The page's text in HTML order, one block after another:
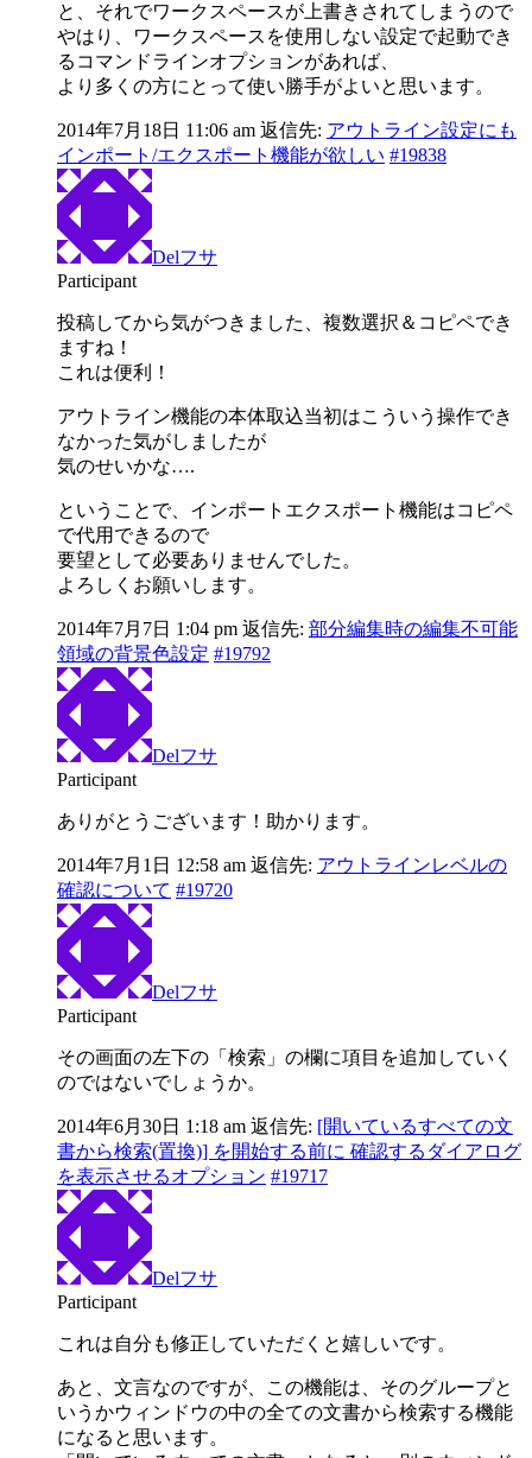
と、それでワークスペースが上書きされてしまうので
やはり、ワークスペースを使用しない設定で起動でき
るコマンドラインオプションがあれば、
より多くの方にとって使い勝手がよいと思います。
2014年7月18日 11:06 am 返信先: アウトライン設定にも
インポート/エクスポート機能が欲しい #19838
Delフサ
Participant
投稿してから気がつきました、複数選択＆コピペでき
ますね！
これは便利！
アウトライン機能の本体取込当初はこういう操作でき
なかった気がしましたが
気のせいかな….
ということで、インポートエクスポート機能はコピペ
で代用できるので
要望として必要ありませんでした。
よろしくお願いします。
2014年7月7日 1:04 pm 返信先: 部分編集時の編集不可能
領域の背景色設定 #19792
Delフサ
Participant
ありがとうございます！助かります。
2014年7月1日 12:58 am 返信先: アウトラインレベルの
確認について #19720
Delフサ
Participant
その画面の左下の「検索」の欄に項目を追加していく
のではないでしょうか。
2014年6月30日 1:18 am 返信先: [開いているすべての文
書から検索(置換)] を開始する前に 確認するダイアログ
を表示させるオプション #19717
Delフサ
Participant
これは自分も修正していただくと嬉しいです。
あと、文言なのですが、この機能は、そのグループと
いうかウィンドウの中の全ての文書から検索する機能
になると思います。